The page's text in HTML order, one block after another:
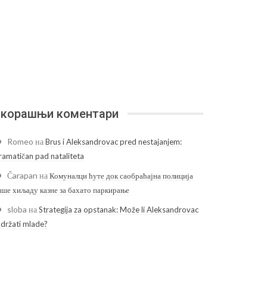
коментари
Romeo наBrus i Aleksandrovac pred nestajanjem:
pad nataliteta
Čarapan наКомуналци ћуте док саобраћајна полиција
хиљаду казне за бахато паркирање
sloba наStrategija za opstanak: Može li Aleksandrovac
mlade?